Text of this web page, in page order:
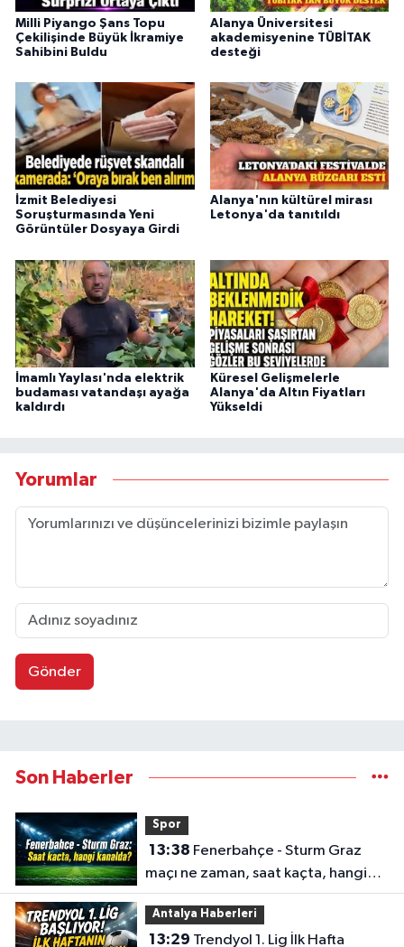
Milli Piyango Şans Topu
Çekilişinde Büyük İkramiye
Sahibini Buldu
Alanya Üniversitesi
akademisyenine TÜBİTAK
desteği
İzmit Belediyesi
Soruşturmasında Yeni
Görüntüler Dosyaya Girdi
Alanya'nın kültürel mirası
Letonya'da tanıtıldı
İmamlı Yaylası'nda elektrik
budaması vatandaşı ayağa
kaldırdı
Küresel Gelişmelerle
Alanya'da Altın Fiyatları
Yükseldi
Yorumlar
Gönder
Son Haberler
Spor
13:38
maçı ne zaman, saat kaçta, hangi
kanalda?
Antalya Haberleri
13:29